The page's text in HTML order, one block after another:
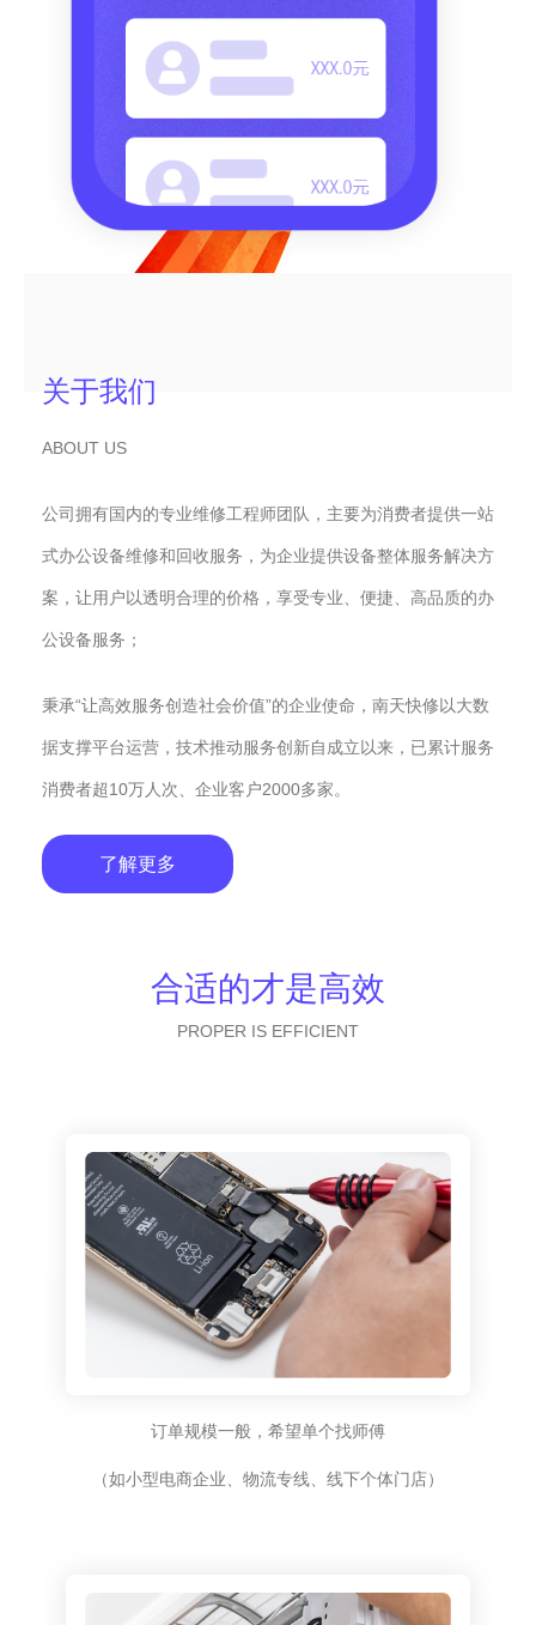
关于我们
ABOUT US
公司拥有国内的专业维修工程师团队，主要为消费者提供一站
式办公设备维修和回收服务，为企业提供设备整体服务解决方
案，让用户以透明合理的价格，享受专业、便捷、高品质的办
公设备服务；
秉承“让高效服务创造社会价值”的企业使命，南天快修以大数
据支撑平台运营，技术推动服务创新自成立以来，已累计服务
消费者超10万人次、企业客户2000多家。
了解更多
合适的才是高效
PROPER IS EFFICIENT
订单规模一般，希望单个找师傅
（如小型电商企业、物流专线、线下个体门店）